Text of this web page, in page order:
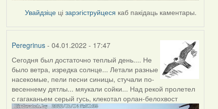
Увайдзіце цізарэгіструйцеся каб пакідаць каментары.
Peregrinus- 04.01.2022 - 17:47
Сегодня был достаточно теплый день.... Не
было ветра, изредка солнце... Летали разные
насекомые, пели песни синицы, стучали по-
весеннему дятлы... мяукали сойки... Над рекой пролетел
с гагаканьем серый гусь, клекотал орлан-белохвост